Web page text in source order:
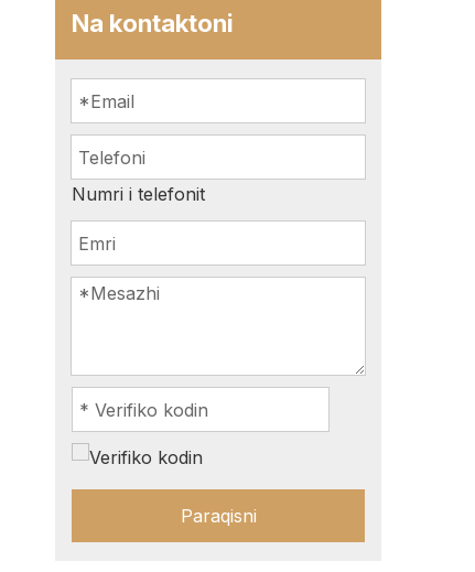
Na kontaktoni
Numri i telefonit
Paraqisni